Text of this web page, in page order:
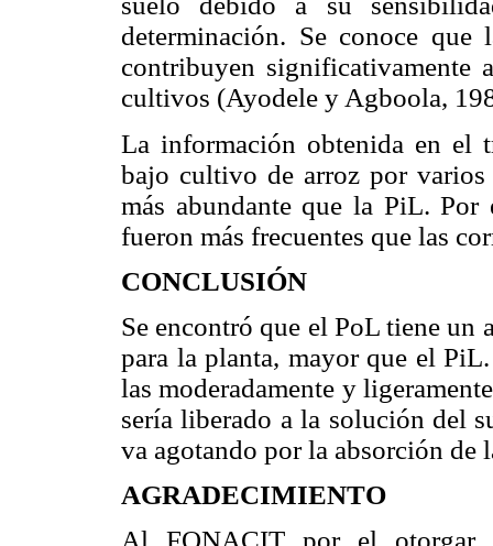
determinación. Se conoce que
contribuyen significativamente
cultivos (Ayodele y Agboola,
La información obtenida en el
bajo cultivo de arroz por
más abundante que la PiL.
fueron más frecuentes que las
CONCLUSIÓN
Se encontró que el PoL tiene
para la planta, mayor que el
las moderadamente y
sería liberado a la solución del
va agotando por la absorción de
AGRADECIMIENTO